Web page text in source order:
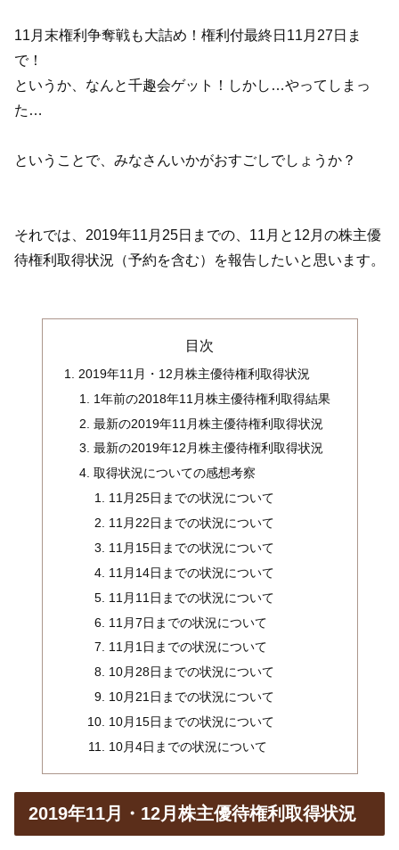
11月末権利争奪戦も大詰め！権利付最終日11月27日ま
で！
というか、なんと千趣会ゲット！しかし…やってしまっ
た…
ということで、みなさんいかがおすごしでしょうか？
それでは、2019年11月25日までの、11月と12月の株主優
待権利取得状況（予約を含む）を報告したいと思います。
目次
2019年11月・12月株主優待権利取得状況
1年前の2018年11月株主優待権利取得結果
最新の2019年11月株主優待権利取得状況
最新の2019年12月株主優待権利取得状況
取得状況についての感想考察
11月25日までの状況について
11月22日までの状況について
11月15日までの状況について
11月14日までの状況について
11月11日までの状況について
11月7日までの状況について
11月1日までの状況について
10月28日までの状況について
10月21日までの状況について
10月15日までの状況について
10月4日までの状況について
2019年11月・12月株主優待権利取得状況